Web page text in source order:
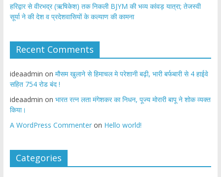
​हरिद्वार से वीरभद्र (ऋषिकेश) तक निकली BJYM की भव्य कांवड़ यात्रा; तेजस्वी
सूर्या ने की देश व प्रदेशवासियों के कल्याण की कामना
Recent Comments
ideaadmin on मौसम खुलाने से हिमाचल मे परेशानी बढ़ी, भारी बर्फबारी से 4 हाईवे
सहित 754 रोड बंद !
ideaadmin on भारत रत्न लता मंगेशकर का निधन, पूज्य मोरारी बापू ने शोक व्यक्त
किया।
A WordPress Commenteron Hello world!
Categories